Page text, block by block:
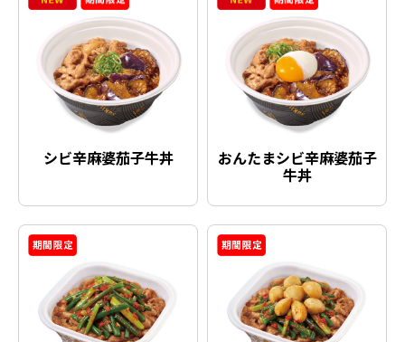
シビ辛麻婆茄子牛丼 おんたまシビ辛麻婆茄子
牛丼